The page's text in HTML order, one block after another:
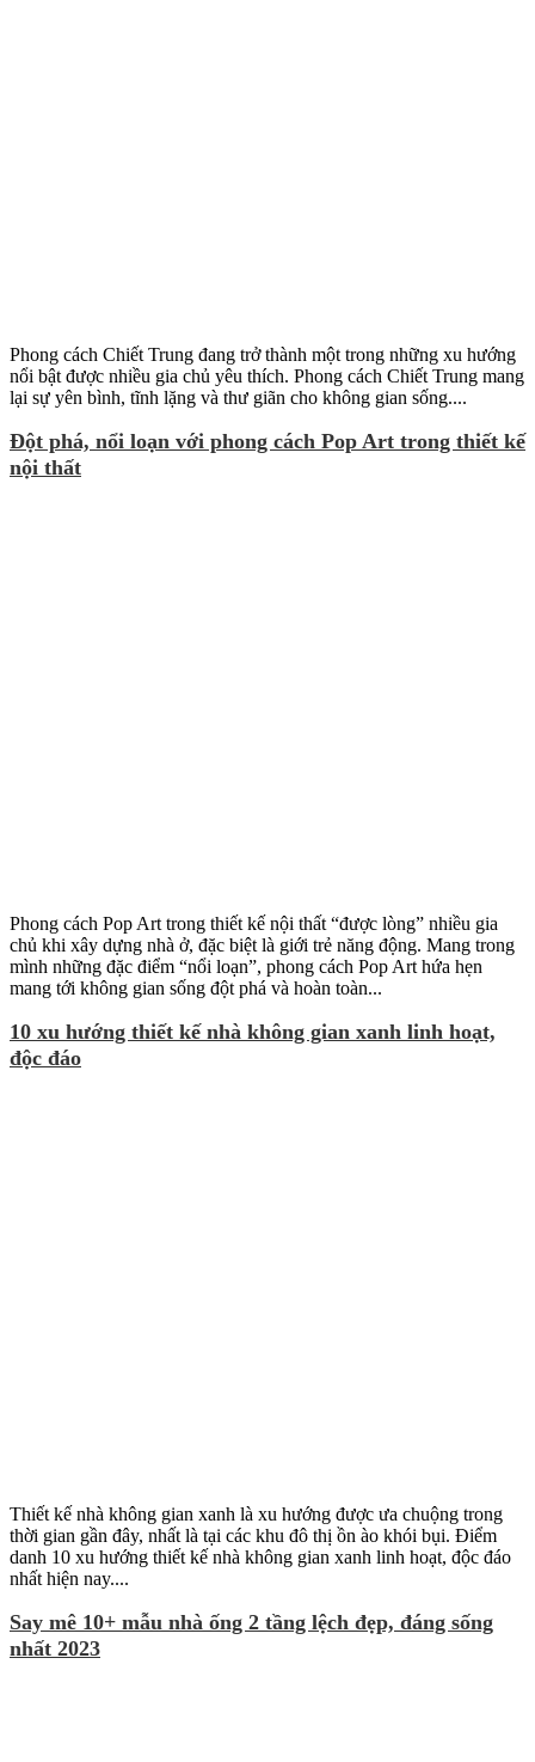
Phong cách Chiết Trung đang trở thành một trong những xu hướng
nổi bật được nhiều gia chủ yêu thích. Phong cách Chiết Trung mang
lại sự yên bình, tĩnh lặng và thư giãn cho không gian sống....
Đột phá, nổi loạn với phong cách Pop Art trong thiết kế
nội thất
Phong cách Pop Art trong thiết kế nội thất “được lòng” nhiều gia
chủ khi xây dựng nhà ở, đặc biệt là giới trẻ năng động. Mang trong
mình những đặc điểm “nổi loạn”, phong cách Pop Art hứa hẹn
mang tới không gian sống đột phá và hoàn toàn...
10 xu hướng thiết kế nhà không gian xanh linh hoạt,
độc đáo
Thiết kế nhà không gian xanh là xu hướng được ưa chuộng trong
thời gian gần đây, nhất là tại các khu đô thị ồn ào khói bụi. Điểm
danh 10 xu hướng thiết kế nhà không gian xanh linh hoạt, độc đáo
nhất hiện nay....
Say mê 10+ mẫu nhà ống 2 tầng lệch đẹp, đáng sống
nhất 2023